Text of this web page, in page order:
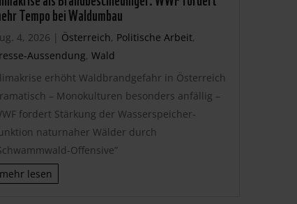
Tempo bei Waldumbau
4, 2026 | Österreich, Politische Arbeit,
Aussendung, Wald
erhöht Waldbrandgefahr in Österreich
– Monokulturen besonders anfällig –
fordert Stärkung der Wasserspeicher-
naturnaher Wälder durch
Offensive”
mehr lesen